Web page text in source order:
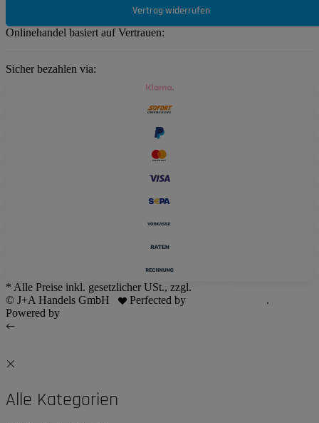
Vertrag widerrufen
Onlinehandel basiert auf Vertrauen:
Sicher bezahlen via:
* Alle Preise inkl. gesetzlicher USt., zzgl.
© J+A Handels GmbH
Perfected by
.
Powered by
Alle Kategorien